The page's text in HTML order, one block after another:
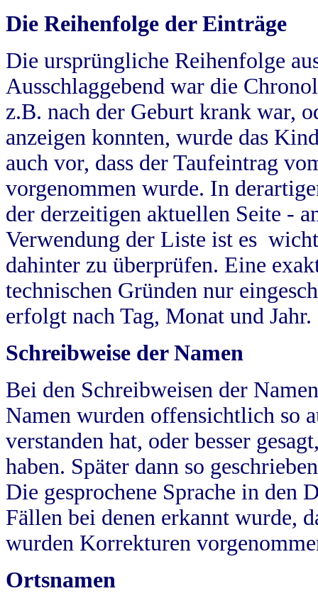
Die Reihenfolge der Einträge
Die ursprüngliche Reihenfolge
Ausschlaggebend war die
z.B. nach der Geburt krank war,
anzeigen konnten, wurde das
auch vor, dass der Taufeintrag
vorgenommen wurde. In
der derzeitigen aktuellen Seite -
Verwendung der Liste ist es
dahinter zu überprüfen. Eine
technischen Gründen nur
erfolgt nach Tag, Monat und Jahr.
Schreibweise der Namen
Bei den Schreibweisen der
Namen wurden offensichtlich so
verstanden hat, oder besser
haben. Später dann so
Die gesprochene Sprache in
Fällen bei denen erkannt wurde,
wurden Korrekturen
Ortsnamen